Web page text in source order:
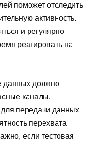
поможет отследить
активность.
и регулярно
реагировать на
данных должно
каналы.
для передачи данных
перехвата
если тестовая